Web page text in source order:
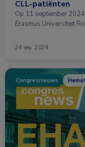
CLL-patiënten
Op 11 september
Erasmus Universiteit
24 sep. 2024
Congresnieuws